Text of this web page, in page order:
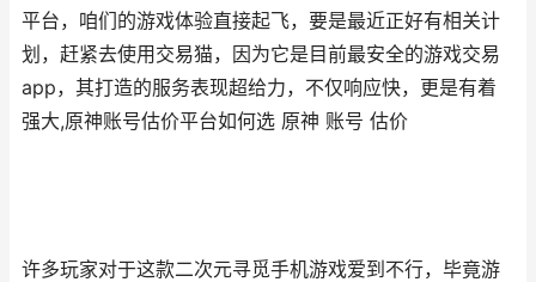
平台，咱们的游戏体验直接起飞，要是最近正好有相关计
划，赶紧去使用交易猫，因为它是目前最安全的游戏交易
app，其打造的服务表现超给力，不仅响应快，更是有着
强大,原神账号估价平台如何选 原神 账号 估价
许多玩家对于这款二次元寻觅手机游戏爱到不行，毕竟游